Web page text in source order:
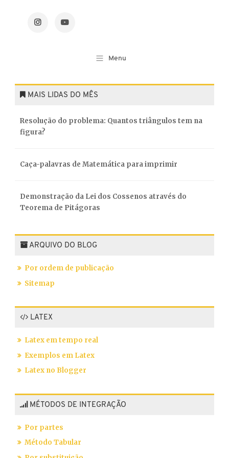
MAIS LIDAS DO MÊS
Resolução do problema: Quantos triângulos tem na
figura?
Caça-palavras de Matemática para imprimir
Demonstração da Lei dos Cossenos através do
Teorema de Pitágoras
ARQUIVO DO BLOG
Por ordem de publicação
Sitemap
LATEX
Latex em tempo real
Exemplos em Latex
Latex no Blogger
MÉTODOS DE INTEGRAÇÃO
Por partes
Método Tabular